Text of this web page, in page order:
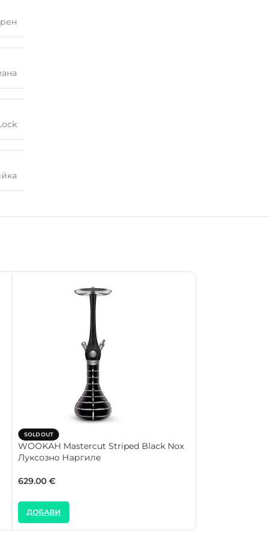
SOLD OUT
WOOKAH Mastercut Striped Black Nox
Луксозно Наргиле
629.00 €
ДОБАВИ